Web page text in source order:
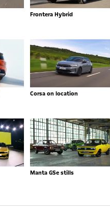
Frontera Hybrid
Corsa on location
Manta GSe stills